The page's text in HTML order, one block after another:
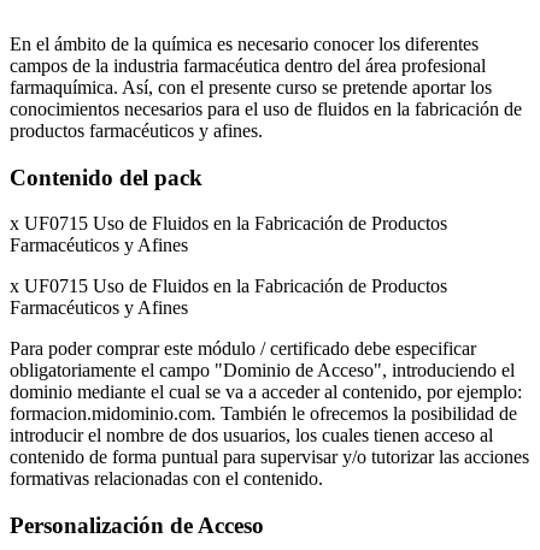
En el ámbito de la química es necesario conocer los diferentes
campos de la industria farmacéutica dentro del área profesional
farmaquímica. Así, con el presente curso se pretende aportar los
conocimientos necesarios para el uso de fluidos en la fabricación de
productos farmacéuticos y afines.
Contenido del pack
x UF0715 Uso de Fluidos en la Fabricación de Productos
Farmacéuticos y Afines
x UF0715 Uso de Fluidos en la Fabricación de Productos
Farmacéuticos y Afines
Para poder comprar este módulo / certificado debe especificar
obligatoriamente el campo "Dominio de Acceso", introduciendo el
dominio mediante el cual se va a acceder al contenido, por ejemplo:
formacion.midominio.com. También le ofrecemos la posibilidad de
introducir el nombre de dos usuarios, los cuales tienen acceso al
contenido de forma puntual para supervisar y/o tutorizar las acciones
formativas relacionadas con el contenido.
Personalización de Acceso